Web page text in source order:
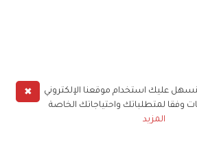
✖
عليك استخدام موقعنا الإلكتروني
وفقا لمتطلباتك واحتياجاتك الخاصة
المزيد